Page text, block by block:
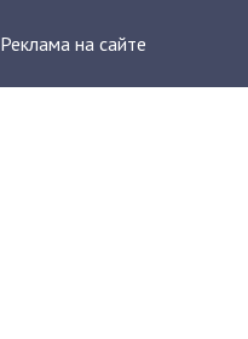
Реклама на сайте